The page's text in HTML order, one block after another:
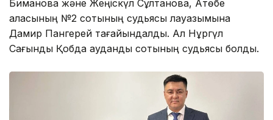
Биманова және Жеңіскүл Сұлтанова, Ақтөбе
қаласының №2 сотының судьясы лауазымына
Дамир Пангерей тағайындалды. Ал Нұргүл
Сағындық Қобда аудандық сотының судьясы болды.